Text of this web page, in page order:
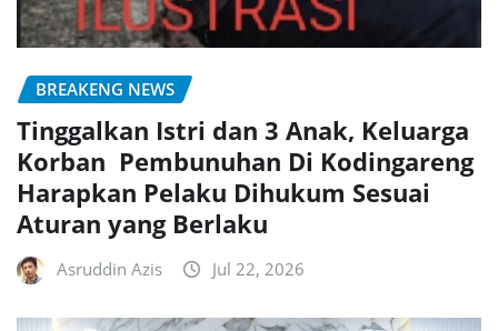
BREAKENG NEWS
Tinggalkan Istri dan 3 Anak, Keluarga
Korban Pembunuhan Di Kodingareng
Harapkan Pelaku Dihukum Sesuai
Aturan yang Berlaku
Asruddin Azis Jul 22, 2026